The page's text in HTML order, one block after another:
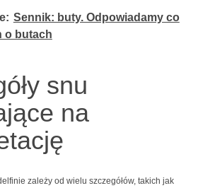
Sennik: buty. Odpowiadamy co
o butach
snu
na
zależy od wielu szczegółów, takich jak